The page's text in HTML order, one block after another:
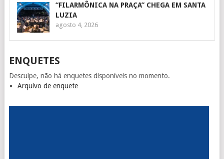
“FILARMÔNICA NA PRAÇA” CHEGA EM SANTA
LUZIA
agosto 4, 2026
ENQUETES
Desculpe, não há enquetes disponíveis no momento.
Arquivo de enquete